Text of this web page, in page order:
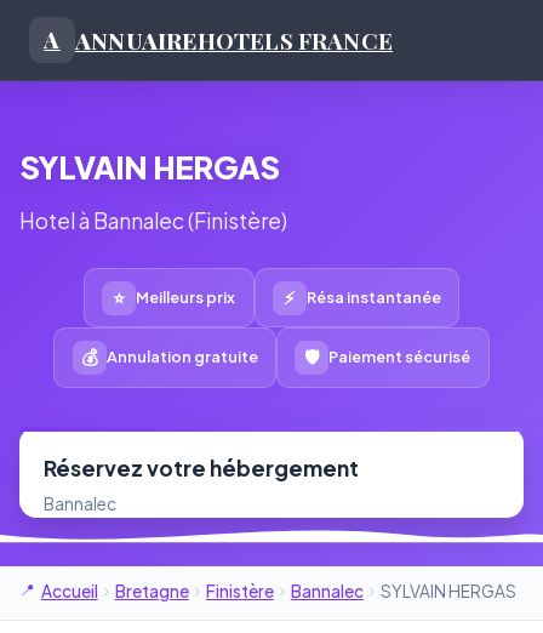
A ANNUAIREHOTELS FRANCE
SYLVAIN HERGAS
Hotel à Bannalec (Finistère)
⭐ Meilleurs prix ⚡ Résa instantanée
💰 Annulation gratuite 🛡 Paiement sécurisé
Réservez votre hébergement
Bannalec
Accueil Bretagne Finistère Bannalec SYLVAIN HERGAS